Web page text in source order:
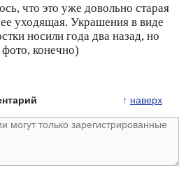
что это уже довольно старая
уходящая. Украшения в виде
носили года два назад, но
фото, конечно)
↑ наверх